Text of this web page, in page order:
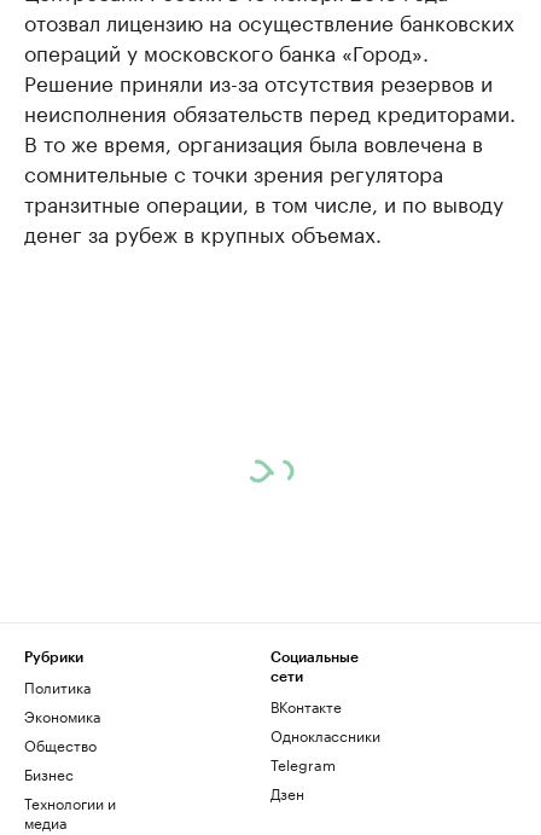
отозвал лицензию на осуществление банковских
операций у московского банка «Город».
Решение приняли из-за отсутствия резервов и
неисполнения обязательств перед кредиторами.
В то же время, организация была вовлечена в
сомнительные с точки зрения регулятора
транзитные операции, в том числе, и по выводу
денег за рубеж в крупных объемах.
Рубрики
Политика
Экономика
Общество
Бизнес
Технологии и
медиа
Социальные
сети
ВКонтакте
Одноклассники
Telegram
Дзен